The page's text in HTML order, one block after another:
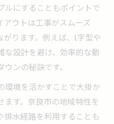
ルにすることもポイントで
アウトは工事がスムーズ
ります。例えば、L字型や
な設計を避け、効率的な動
ンの秘訣です。
環境を活かすことで大掛か
ます。奈良市の地域特性を
排水経路を利用することも